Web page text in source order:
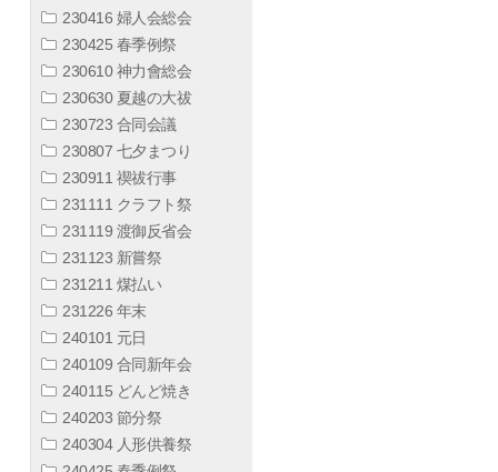
230416 婦人会総会
230425 春季例祭
230610 神力會総会
230630 夏越の大祓
230723 合同会議
230807 七夕まつり
230911 禊祓行事
231111 クラフト祭
231119 渡御反省会
231123 新嘗祭
231211 煤払い
231226 年末
240101 元日
240109 合同新年会
240115 どんど焼き
240203 節分祭
240304 人形供養祭